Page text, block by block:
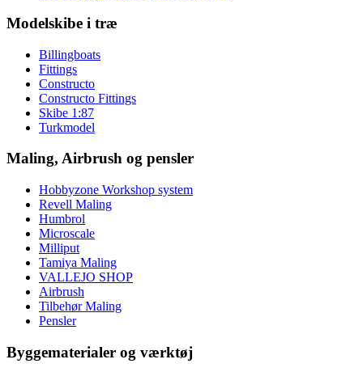
Modelskibe i træ
Billingboats
Fittings
Constructo
Constructo Fittings
Skibe 1:87
Turkmodel
Maling, Airbrush og pensler
Hobbyzone Workshop system
Revell Maling
Humbrol
Microscale
Milliput
Tamiya Maling
VALLEJO SHOP
Airbrush
Tilbehør Maling
Pensler
Byggematerialer og værktøj